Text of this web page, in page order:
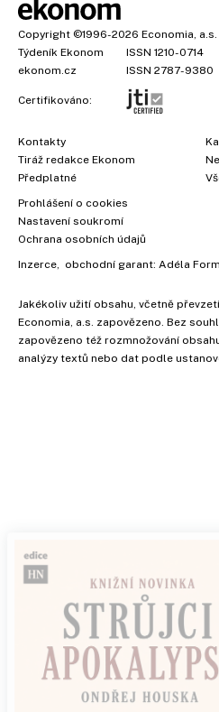
Copyright ©1996-2026 Economia, a.s.
Týdeník Ekonom
ISSN 1210-0714
ekonom.cz
ISSN 2787-9380
Certifikováno:
Kontakty
Tiráž redakce Ekonom
Předplatné
Prohlášení o cookies
Nastavení soukromí
Ochrana osobních údajů
Inzerce , obchodní garant: Adéla
Jakékoliv užití obsahu, včetně
Economia, a.s. zapovězeno. Bez
zapovězeno též rozmnožování
analýzy textů nebo dat podle